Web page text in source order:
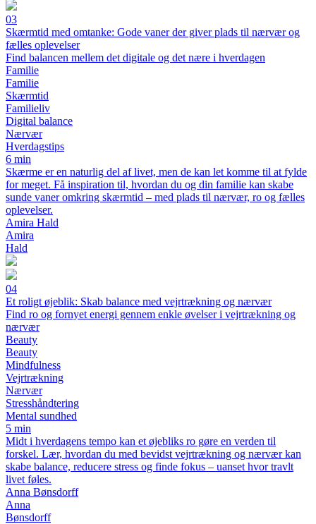
03
Skærmtid med omtanke: Gode vaner der giver plads til nærvær og
fælles oplevelser
Find balancen mellem det digitale og det nære i hverdagen
Familie
Familie
Skærmtid
Familieliv
Digital balance
Nærvær
Hverdagstips
6 min
Skærme er en naturlig del af livet, men de kan let komme til at fylde
for meget. Få inspiration til, hvordan du og din familie kan skabe
sunde vaner omkring skærmtid – med plads til nærvær, ro og fælles
oplevelser.
Amira Hald
Amira
Hald
04
Et roligt øjeblik: Skab balance med vejrtrækning og nærvær
Find ro og fornyet energi gennem enkle øvelser i vejrtrækning og
nærvær
Beauty
Beauty
Mindfulness
Vejrtrækning
Nærvær
Stresshåndtering
Mental sundhed
5 min
Midt i hverdagens tempo kan et øjebliks ro gøre en verden til
forskel. Lær, hvordan du med bevidst vejrtrækning og nærvær kan
skabe balance, reducere stress og finde fokus – uanset hvor travlt
livet føles.
Anna Bønsdorff
Anna
Bønsdorff